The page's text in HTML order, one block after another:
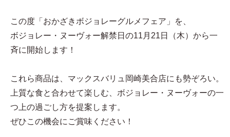
この度「おかざきボジョレーグルメフェア」を、
ボジョレー・ヌーヴォー解禁日の11月21日（木）から一
斉に開始します！
これら商品は、マックスバリュ岡崎美合店にも勢ぞろい。
上質な食と合わせて楽しむ、ボジョレー・ヌーヴォーの一
つ上の過ごし方を提案します。
ぜひこの機会にご賞味ください！